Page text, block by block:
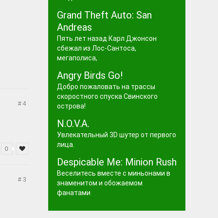
# 4
0
# 3
Grand Theft Auto: San
Andreas
Пять лет назад Карл Джонсон
сбежал из Лос-Сантоса,
мегаполиса,
Angry Birds Go!
Добро пожаловать на трассы
скоростного спуска Свинского
острова!
N.O.V.A.
Увлекательный 3D шутер от первого
лица.
Despicable Me: Minion Rush
Веселитесь вместе с миньонами в
знаменитом и обожаемом
фанатами